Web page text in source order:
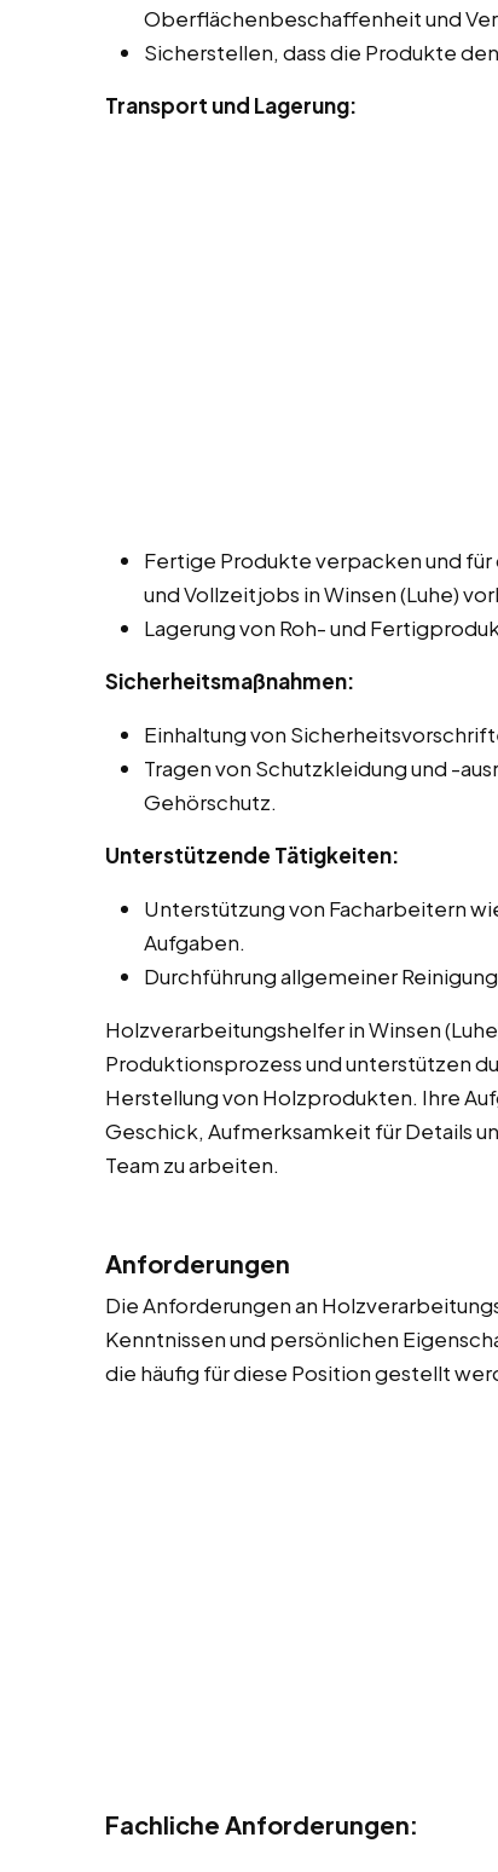
Oberflächenbeschaffenheit und
Sicherstellen, dass die Produkte
Transport und Lagerung:
Fertige Produkte verpacken und
und Vollzeitjobs in Winsen (Luhe)
Lagerung von Roh- und
Sicherheitsmaßnahmen:
Einhaltung von
Tragen von Schutzkleidung und -
Gehörschutz.
Unterstützende Tätigkeiten:
Unterstützung von Facharbeitern
Aufgaben.
Durchführung allgemeiner
Holzverarbeitungshelfer in Winsen
Produktionsprozess und unterstützen
Herstellung von Holzprodukten. Ihre
Geschick, Aufmerksamkeit für Details
Team zu arbeiten.
Anforderungen
Die Anforderungen an
Kenntnissen und persönlichen
die häufig für diese Position gestellt
Fachliche Anforderungen: